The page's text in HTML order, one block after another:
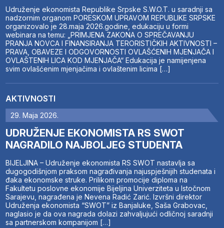
Udruženje ekonomista Republike Srpske S.W.O.T. u saradnji sa
nadzornim organom PORESKOM UPRAVOM REPUBLIKE SRPSKE
organizovalo je 28.maja 2026.godine, edukaciju u formi
webinara na temu: „PRIMJENA ZAKONA O SPREČAVANJU
PRANJA NOVCA I FINANSIRANJA TERORISTIČKIH AKTIVNOSTI –
PRAVA, OBAVEZE I ODGOVORNOSTI OVLAŠĆENIH MJENJAČA I
OVLAŠTENIH LICA KOD MJENJAČA“ Edukacija je namijenjena
svim ovlašćenim mjenjačima i ovlaštenim licima […]
AKTIVNOSTI
29. Maja 2026.
UDRUŽENJE EKONOMISTA RS SWOT
NAGRADILO NAJBOLJEG STUDENTA
BIJELJINA – Udruženje ekonomista RS SWOT nastavlja sa
dugogodišnjom praksom nagrađivanja najuspješnijih studenata i
đaka ekonomske struke. Prilikom promocije diploma na
Fakultetu poslovne ekonomije Bijeljina Univerziteta u Istočnom
Sarajevu, nagrađena je Nevena Radić Zarić. Izvršni direktor
Udruženja ekonomista “SWOT” iz Banjaluke, Saša Grabovac,
naglasio je da ova nagrada dolazi zahvaljujući odličnoj saradnji
sa partnerskom kompanijom […]